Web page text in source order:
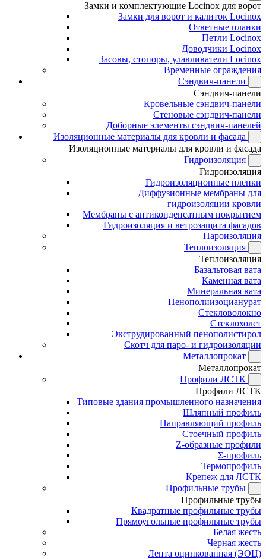
Замки и комплектующие Locinox для ворот
Замки для ворот и калиток Locinox
Ответные планки
Петли Locinox
Доводчики Locinox
Засовы, стопоры, улавливатели Locinox
Временные ограждения
Сэндвич-панели
Сэндвич-панели
Кровельные сэндвич-панели
Стеновые сэндвич-панели
Доборные элементы сэндвич-панелей
Изоляционные материалы для кровли и фасада
Изоляционные материалы для кровли и фасада
Гидроизоляция
Гидроизоляция
Гидроизоляционные пленки
Диффузионные мембраны для
гидроизоляции кровли
Мембраны с антиконденсатным покрытием
Гидроизоляция и ветрозащита фасадов
Пароизоляция
Теплоизоляция
Теплоизоляция
Базальтовая вата
Каменная вата
Минеральная вата
Пенополиизоцианурат
Стекловолокно
Стеклохолст
Экструдированный пенополистирол
Скотч для паро- и гидроизоляции
Металлопрокат
Металлопрокат
Профили ЛСТК
Профили ЛСТК
Типовые здания промышленного назначения
Шляпный профиль
Направляющий профиль
Стоечный профиль
Z-образные профили
Σ-профиль
Термопрофиль
Крепеж для ЛСТК
Профильные трубы
Профильные трубы
Квадратные профильные трубы
Прямоугольные профильные трубы
Белая жесть
Черная жесть
Лента оцинкованная (ЭОЦ)